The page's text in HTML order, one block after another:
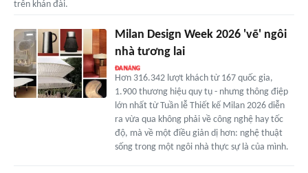
trên khán đài.
Milan Design Week 2026 'vẽ' ngôi
nhà tương lai
Hơn 316.342 lượt khách từ 167 quốc gia,
1.900 thương hiệu quy tụ - nhưng thông điệp
lớn nhất từ Tuần lễ Thiết kế Milan 2026 diễn
ra vừa qua không phải về công nghệ hay tốc
độ, mà về một điều giản dị hơn: nghệ thuật
sống trong một ngôi nhà thực sự là của mình.